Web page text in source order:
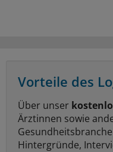
Vorteile des
Über unser
Ärztinnen sowie
Hintergründe,